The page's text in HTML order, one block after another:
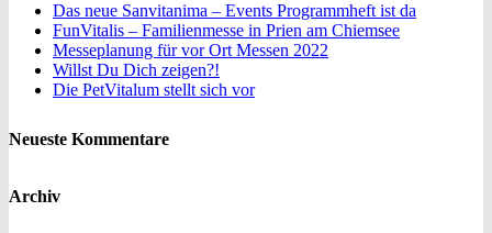
Das neue Sanvitanima – Events Programmheft ist da
FunVitalis – Familienmesse in Prien am Chiemsee
Messeplanung für vor Ort Messen 2022
Willst Du Dich zeigen?!
Die PetVitalum stellt sich vor
Neueste Kommentare
Archiv